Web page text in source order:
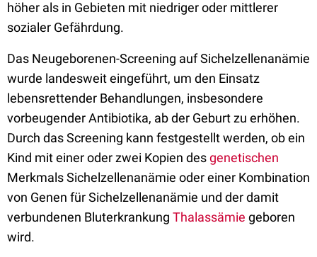
höher als in Gebieten mit niedriger oder mittlerer
sozialer Gefährdung.
Das Neugeborenen-Screening auf Sichelzellenanämie
wurde landesweit eingeführt, um den Einsatz
lebensrettender Behandlungen, insbesondere
vorbeugender Antibiotika, ab der Geburt zu erhöhen.
Durch das Screening kann festgestellt werden, ob ein
Kind mit einer oder zwei Kopien desgenetischen
Merkmals Sichelzellenanämie oder einer Kombination
von Genen für Sichelzellenanämie und der damit
verbundenen Bluterkrankung Thalassämie geboren
wird.